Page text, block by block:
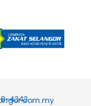
4343